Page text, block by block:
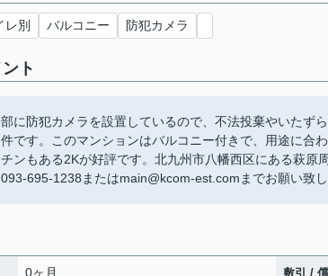
レ別 バルコニー 防犯カメラ
ト
に防犯カメラを設置しているので、不法投棄やいたず
です。このマンションはバルコニー付きで、用途に合
ンもある2Kが好評です。北九州市八幡西区にある萩
695-1238またはmain@kcom-est.comまでお願い致し
0ヶ月 敷引 /